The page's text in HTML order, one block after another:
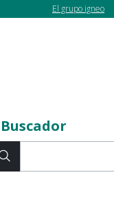
El grupo igneo
Buscador